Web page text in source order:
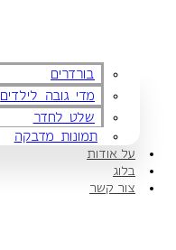
בורדרים
מדי גובה לילדים
שלט לחדר
תמונות מדבקה
על אודות
בלוג
צור קשר